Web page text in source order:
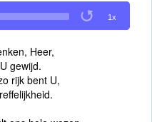
1x
Heer,
gewijd.
rijk bent U,